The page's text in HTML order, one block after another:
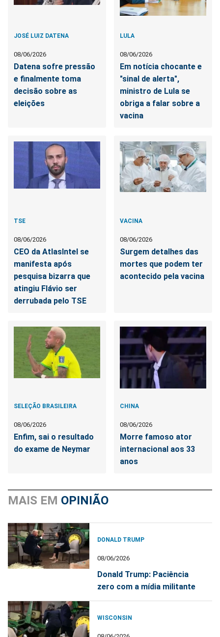
JOSÉ LUIZ DATENA
08/06/2026
Datena sofre pressão
e finalmente toma
decisão sobre as
eleições
LULA
08/06/2026
Em notícia chocante e
"sinal de alerta",
ministro de Lula se
obriga a falar sobre a
vacina
TSE
08/06/2026
CEO da AtlasIntel se
manifesta após
pesquisa bizarra que
atingiu Flávio ser
derrubada pelo TSE
VACINA
08/06/2026
Surgem detalhes das
mortes que podem ter
acontecido pela vacina
SELEÇÃO BRASILEIRA
08/06/2026
Enfim, sai o resultado
do exame de Neymar
CHINA
08/06/2026
Morre famoso ator
internacional aos 33
anos
MAIS EM OPINIÃO
DONALD TRUMP
08/06/2026
Donald Trump: Paciência
zero com a mídia militante
WISCONSIN